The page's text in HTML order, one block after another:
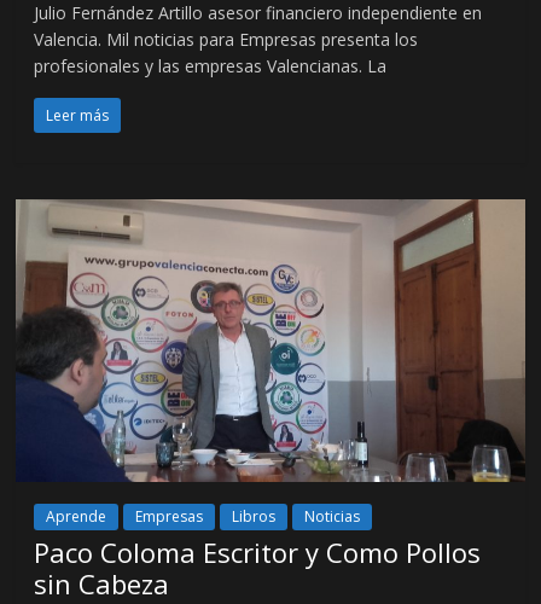
Julio Fernández Artillo asesor financiero independiente en
Valencia. Mil noticias para Empresas presenta los
profesionales y las empresas Valencianas. La
Leer más
Aprende Empresas Libros Noticias
Paco Coloma Escritor y Como Pollos
sin Cabeza